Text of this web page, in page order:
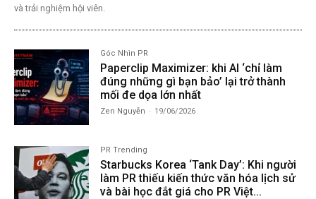
và trải nghiệm hội viên.
Góc Nhìn PR
Paperclip Maximizer: khi AI ‘chỉ làm
đúng những gì bạn bảo’ lại trở thành
mối đe dọa lớn nhất
Zen Nguyễn - 19/06/2026
PR Trending
Starbucks Korea ‘Tank Day’: Khi người
làm PR thiếu kiến thức văn hóa lịch sử
và bài học đắt giá cho PR Việt...